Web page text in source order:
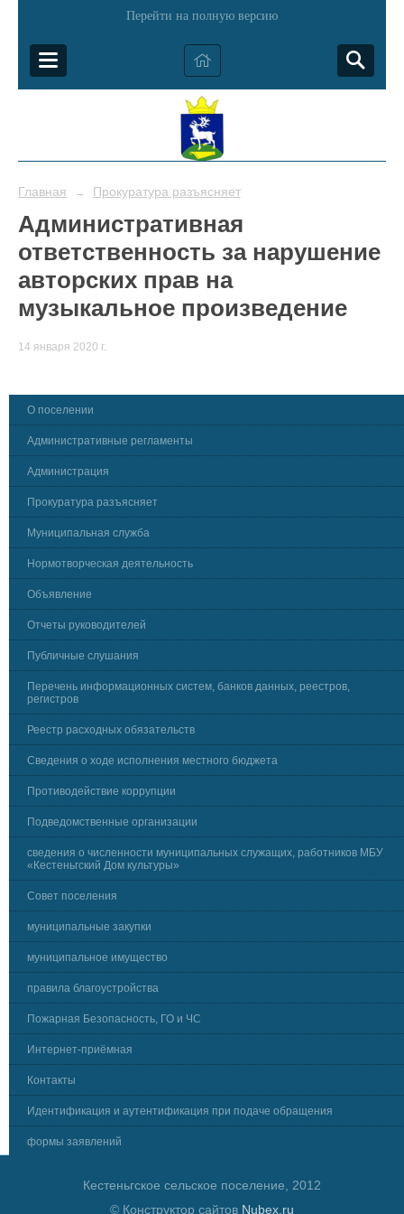
Перейти на полную версию
Главная → Прокуратура разъясняет
Административная
ответственность за нарушение
авторских прав на
музыкальное произведение
14 января 2020 г.
О поселении
Административные регламенты
Администрация
Прокуратура разъясняет
Муниципальная служба
Нормотворческая деятельность
Объявление
Отчеты руководителей
Публичные слушания
Перечень информационных систем, банков данных, реестров,
регистров
Реестр расходных обязательств
Сведения о ходе исполнения местного бюджета
Противодействие коррупции
Подведомственные организации
сведения о численности муниципальных служащих, работников МБУ
«Кестеньгский Дом культуры»
Совет поселения
муниципальные закупки
муниципальное имущество
правила благоустройства
Пожарная Безопасность, ГО и ЧС
Интернет-приёмная
Контакты
Идентификация и аутентификация при подаче обращения
формы заявлений
Кестеньгское сельское поселение, 2012
© Конструктор сайтов Nubex.ru